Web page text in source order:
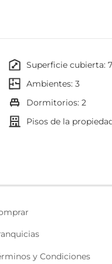
comodidad,
de unidades
para quienes valoran
entorno familiar y
superficie cubierta:
ambientes: 3
dormitorios: 2
pisos de la
Cocina/comedor
y Condiciones